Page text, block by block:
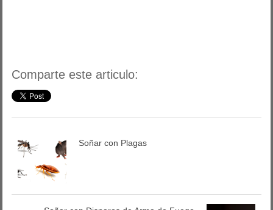
Comparte este articulo:
Soñar con Plagas